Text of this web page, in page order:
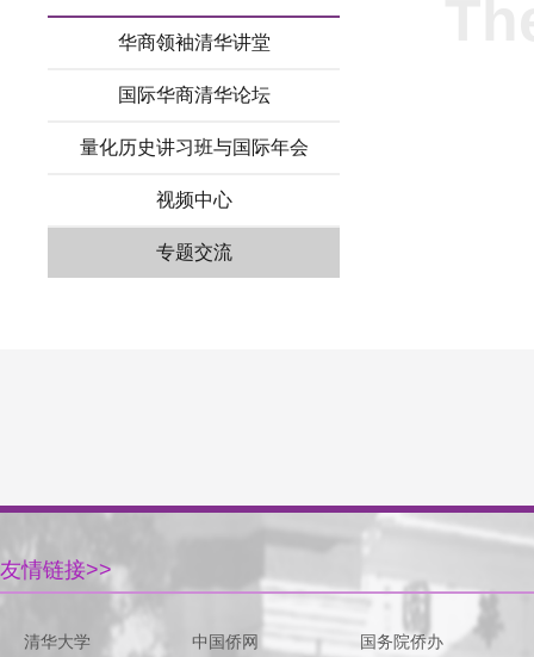
华商领袖清华讲堂
国际华商清华论坛
量化历史讲习班与国际年会
视频中心
专题交流
友情链接>>
清华大学 中国侨网 国务院侨办